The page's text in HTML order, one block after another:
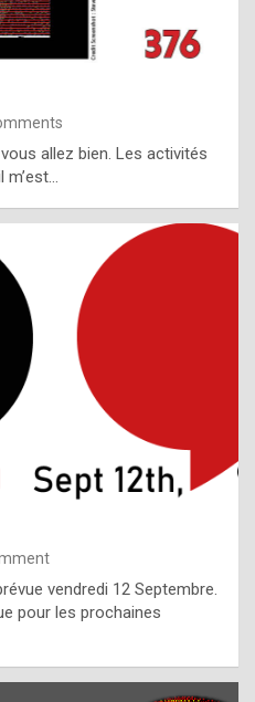
r
p
e
c
i
l
,
g
h
t
f
allez bien. Les activités
m’est…
vendredi 12 Septembre.
pour les prochaines